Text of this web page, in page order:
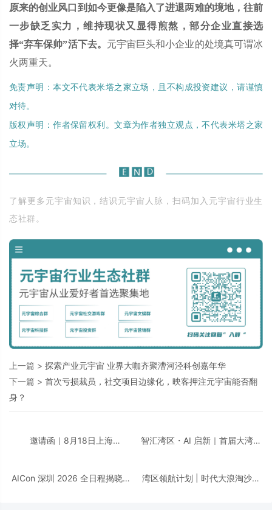
原来的创业风口到如今更像是陷入了进退两难的境地，往前
一步缺乏实力，维持现状又显得煎熬，部分企业直接选
择“弃车保帅”活下去。 元宇宙巨头和小企业的处境真可谓冰
火两重天。
免责声明：本文不代表米塔之家立场，且不构成投资建议，请谨慎
对待。
版权声明：作者保留权利。文章为作者独立观点，不代表米塔之家
立场。
了解更多元宇宙知识，结识元宇宙人脉，扫码加入元宇宙行业生
态社群。
上一篇 > 探索产业元宇宙 业界大咖齐聚漕河泾科创嘉年华
下一篇 > 首次亏损裁员，社交项目边缘化，映客押注元宇宙能否翻
身？
邀请函｜8月18日上海
智汇湾区・AI 启新｜首届大湾区
AICon 深圳 2026 全日程揭晓｜
湾区领航计划 | 时代大浪淘沙，